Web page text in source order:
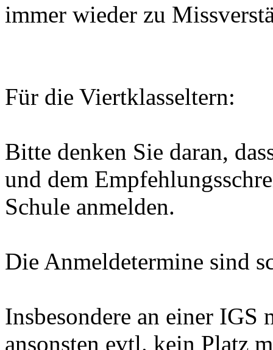
immer wieder zu
Für die Viertklasseltern:
Bitte denken Sie daran,
und dem
Schule anmelden.
Die Anmeldetermine sind
Insbesondere an einer IGS
ansonsten evtl. kein Platz